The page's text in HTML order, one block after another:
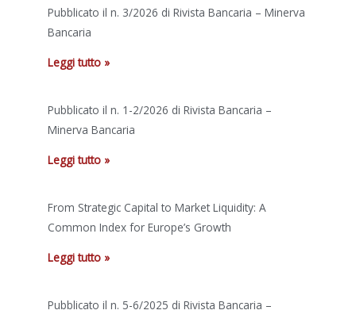
Pubblicato il n. 3/2026 di Rivista Bancaria – Minerva
Bancaria
Leggi tutto »
Pubblicato il n. 1-2/2026 di Rivista Bancaria –
Minerva Bancaria
Leggi tutto »
From Strategic Capital to Market Liquidity: A
Common Index for Europe’s Growth
Leggi tutto »
Pubblicato il n. 5-6/2025 di Rivista Bancaria –